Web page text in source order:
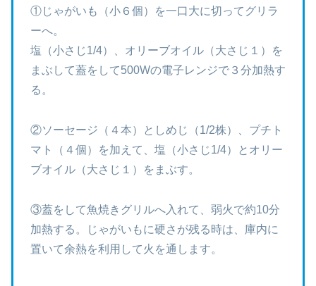
①じゃがいも（小６個）を一口大に切ってグリラ
ーへ。
塩（小さじ1/4）、オリーブオイル（大さじ１）を
まぶして蓋をして500Wの電子レンジで３分加熱す
る。
②ソーセージ（４本）としめじ（1/2株）、プチト
マト（４個）を加えて、塩（小さじ1/4）とオリー
ブオイル（大さじ１）をまぶす。
③蓋をして魚焼きグリルへ入れて、弱火で約10分
加熱する。じゃがいもに硬さが残る時は、庫内に
置いて余熱を利用して火を通します。